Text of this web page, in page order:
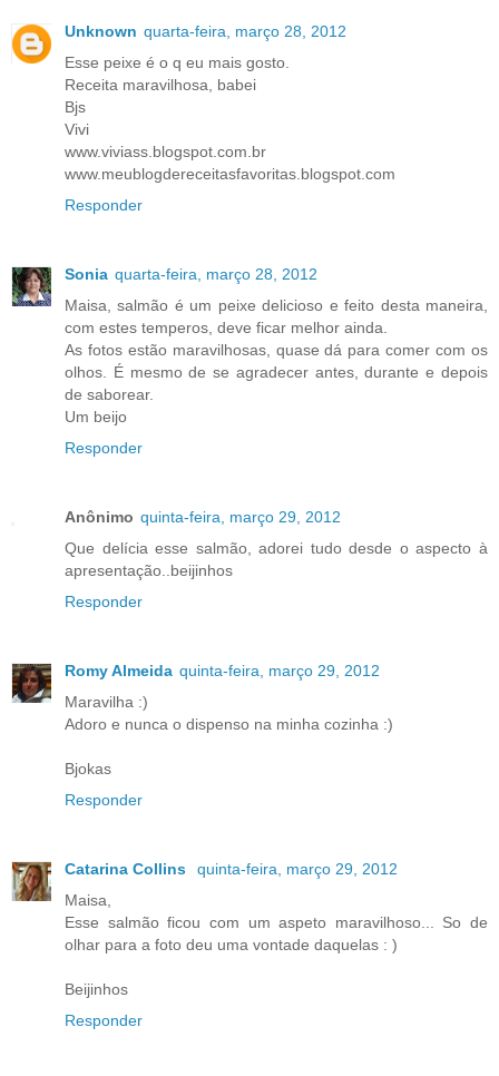
Unknown quarta-feira, março 28, 2012
Esse peixe é o q eu mais gosto.
Receita maravilhosa, babei
Bjs
Vivi
www.viviass.blogspot.com.br
www.meublogdereceitasfavoritas.blogspot.com
Responder
Sonia quarta-feira, março 28, 2012
Maisa, salmão é um peixe delicioso e feito desta maneira,
com estes temperos, deve ficar melhor ainda.
As fotos estão maravilhosas, quase dá para comer com os
olhos. É mesmo de se agradecer antes, durante e depois
de saborear.
Um beijo
Responder
Anônimo quinta-feira, março 29, 2012
Que delícia esse salmão, adorei tudo desde o aspecto à
apresentação..beijinhos
Responder
Romy Almeida quinta-feira, março 29, 2012
Maravilha :)
Adoro e nunca o dispenso na minha cozinha :)
Bjokas
Responder
Catarina Collins
quinta-feira, março 29, 2012
Maisa,
Esse salmão ficou com um aspeto maravilhoso... So de
olhar para a foto deu uma vontade daquelas : )
Beijinhos
Responder